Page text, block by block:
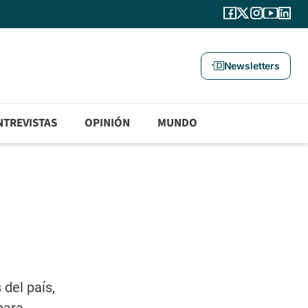
Newsletters
OPINIÓN MUNDO
país,